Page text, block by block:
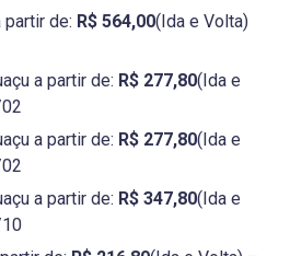
partir de: R$ 564,00(Ida e Volta)
a partir de: R$ 277,80(Ida e
a partir de: R$ 277,80(Ida e
a partir de: R$ 347,80(Ida e